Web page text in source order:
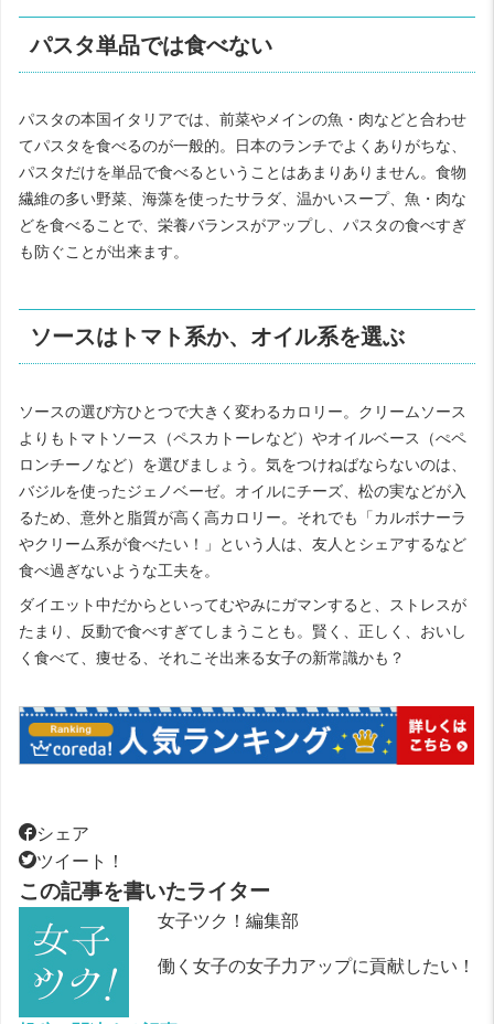
パスタ単品では食べない
パスタの本国イタリアでは、前菜やメインの魚・肉などと合わせ
てパスタを食べるのが一般的。日本のランチでよくありがちな、
パスタだけを単品で食べるということはあまりありません。食物
繊維の多い野菜、海藻を使ったサラダ、温かいスープ、魚・肉な
どを食べることで、栄養バランスがアップし、パスタの食べすぎ
も防ぐことが出来ます。
ソースはトマト系か、オイル系を選ぶ
ソースの選び方ひとつで大きく変わるカロリー。クリームソース
よりもトマトソース（ペスカトーレなど）やオイルベース（ぺペ
ロンチーノなど）を選びましょう。気をつけねばならないのは、
バジルを使ったジェノベーゼ。オイルにチーズ、松の実などが入
るため、意外と脂質が高く高カロリー。それでも「カルボナーラ
やクリーム系が食べたい！」という人は、友人とシェアするなど
食べ過ぎないような工夫を。
ダイエット中だからといってむやみにガマンすると、ストレスが
たまり、反動で食べすぎてしまうことも。賢く、正しく、おいし
く食べて、痩せる、それこそ出来る女子の新常識かも？
シェア
ツイート！
この記事を書いたライター
女子ツク！編集部
働く女子の女子力アップに貢献したい！